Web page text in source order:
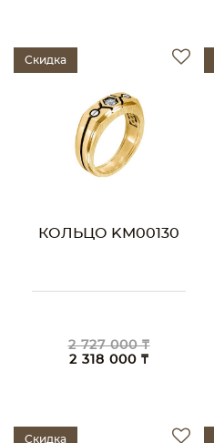
Скидка
КОЛЬЦО KM00130
2 727 000 ₸
2 318 000 ₸
Скидка